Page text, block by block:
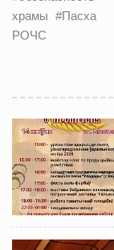
храмы #Пасха
РОЧС